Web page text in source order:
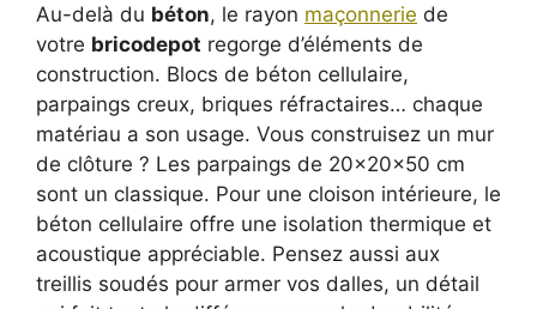
Au-delà du béton, le rayon maçonnerie de
votre bricodepot regorge d’éléments de
construction. Blocs de béton cellulaire,
parpaings creux, briques réfractaires… chaque
matériau a son usage. Vous construisez un mur
de clôture ? Les parpaings de 20x20x50 cm
sont un classique. Pour une cloison intérieure, le
béton cellulaire offre une isolation thermique et
acoustique appréciable. Pensez aussi aux
treillis soudés pour armer vos dalles, un détail